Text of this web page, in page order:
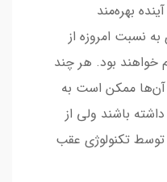
بهره‌مند
نسبت امروزه از
خواهند بود. هر چند
آن‌ها ممکن است به
باشند ولی از
توسط تکنولوژی عقب